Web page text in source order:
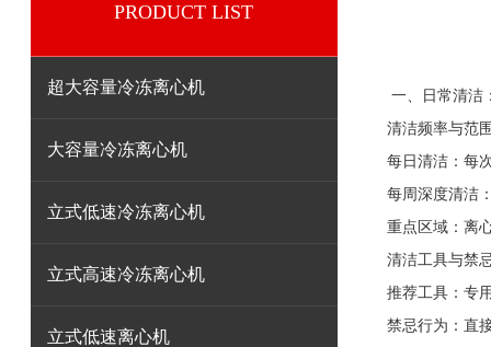
PRODUCT LIST
超大容量冷冻离心机
大容量冷冻离心机
立式低速冷冻离心机
立式高速冷冻离心机
立式低速离心机
一、日常清洁
清洁频率与范
每日清洁：每
每周深度清洁
重点区域：离
清洁工具与禁
推荐工具：专
禁忌行为：直